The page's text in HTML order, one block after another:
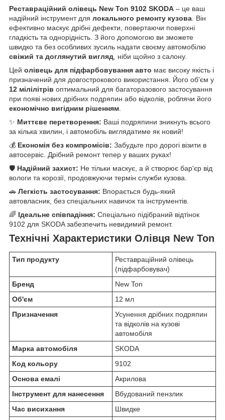
Реставраційний олівець New Ton 9102 SKODA – це ваш
надійний інструмент для локального ремонту кузова. Він
ефективно маскує дрібні дефекти, повертаючи поверхні
гладкість та однорідність. З його допомогою ви зможете
швидко та без особливих зусиль надати своєму автомобілю
свіжий та доглянутий вигляд, ніби щойно з салону.
Цей олівець для підфарбовування авто має високу якість і
призначений для довгострокового використання. Його об'єм у
12 мілілітрів оптимальний для багаторазового застосування
при появі нових дрібних подряпин або відколів, роблячи його
економічно вигідним рішенням.
✨ Миттєве перетворення: Ваші подряпини зникнуть всього
за кілька хвилин, і автомобіль виглядатиме як новий!
💰 Економія без компромісів: Забудьте про дорогі візити в
автосервіс. Дрібний ремонт тепер у ваших руках!
🛡️ Надійний захист: Не тільки маскує, а й створює бар'єр від
вологи та корозії, продовжуючи термін служби кузова.
🚗 Легкість застосування: Впорається будь-який
автовласник, без спеціальних навичок та інструментів.
🌈 Ідеальне співпадіння: Спеціально підібраний відтінок
9102 для SKODA забезпечить невидимий ремонт.
Технічні Характеристики Олівця New Ton
Тип продукту
Реставраційний олівець
(підфарбовувач)
Бренд
New Ton
Об'єм
12 мл
Призначення
Усунення дрібних подряпин
та відколів на кузові
автомобіля
Марка автомобіля
SKODA
Код кольору
9102
Основа емалі
Акрилова
Інструмент для нанесення
Вбудований пензлик
Час висихання
Швидке